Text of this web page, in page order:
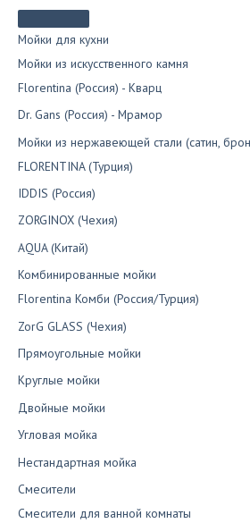
Мойки для кухни
Мойки из искусственного камня
Florentina (Россия) - Кварц
Dr. Gans (Россия) - Мрамор
Мойки из нержавеющей стали (сатин,
FLORENTINA (Турция)
IDDIS (Россия)
ZORGINOX (Чехия)
AQUA (Китай)
Комбинированные мойки
Florentina Комби (Россия/Турция)
ZorG GLASS (Чехия)
Прямоугольные мойки
Круглые мойки
Двойные мойки
Угловая мойка
Нестандартная мойка
Смесители
Смесители для ванной комнаты